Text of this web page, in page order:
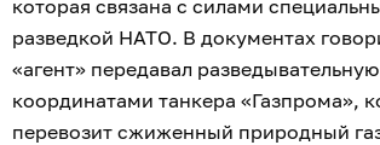
которая связана с силами
разведкой НАТО. В документах
«агент» передавал
координатами танкера «Газпрома»,
перевозит сжиженный природный